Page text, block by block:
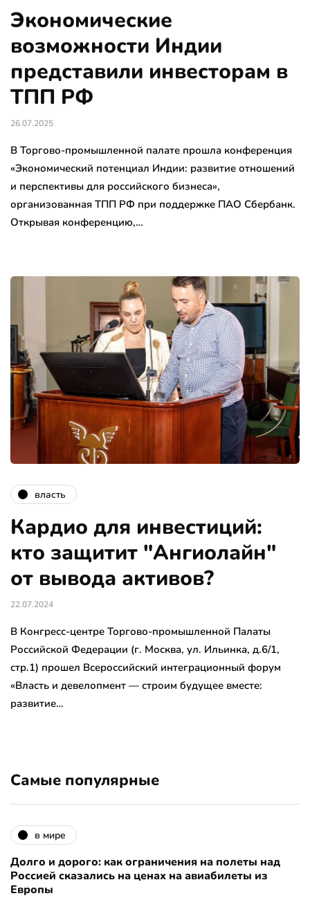
Экономические
возможности Индии
представили инвесторам в
ТПП РФ
26.07.2025
В Торгово-промышленной палате прошла конференция
«Экономический потенциал Индии: развитие отношений
и перспективы для российского бизнеса»,
организованная ТПП РФ при поддержке ПАО Сбербанк.
Открывая конференцию,…
власть
Кардио для инвестиций:
кто защитит "Ангиолайн"
от вывода активов?
22.07.2024
В Конгресс-центре Торгово-промышленной Палаты
Российской Федерации (г. Москва, ул. Ильинка, д.6/1,
стр.1) прошел Всероссийский интеграционный форум
«Власть и девелопмент — строим будущее вместе:
развитие…
Самые популярные
в мире
Долго и дорого: как ограничения на полеты над
Россией сказались на ценах на авиабилеты из
Европы